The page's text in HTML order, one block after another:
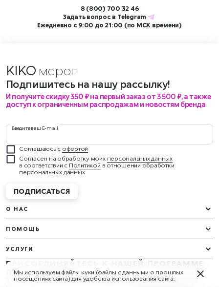
8 (800) 700 32 46
Задать вопрос в Telegram
Ежедневно с 9:00 до 21:00 (по МСК времени)
KIKO меропри
Подпишитесь на нашу рассылку!
И получите скидку 350 ₽ на первый заказ от 3 500 ₽, а также
доступ к ограниченным распродажам и новостям бренда
Введите ваш E-mail
Соглашаюсь с офертой
Согласен на обработку моих персональных данных
в соответствии с Политикой в отношении обработки
персональных данных
ПОДПИСАТЬСЯ
ПРИСОЕДИНЯЙТЕСЬ К НАШЕЙ ПРОГРАММЕ
ЛОЯЛЬНОСТИ
У вас будут эксклюзивные подарки и награды круглый год!
УСЛУГИ
О НАС
ПОМОЩЬ
Мы используем файлы куки (файлы с данными о прошлых
посещениях сайта) для удобства использования сайта.